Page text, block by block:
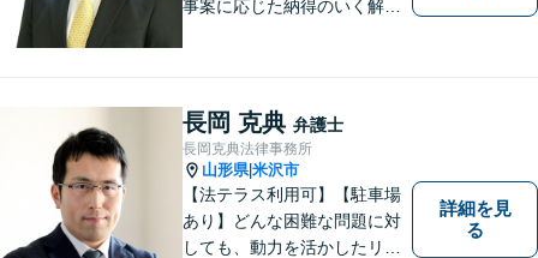
事案に応じた納得のいく解決
長岡 克典 弁護士
長岡克典法律事務所
山形県|米沢市
【法テラス利用可】【駐車場
あり】どんな困難な問題に対
しても、動力を活かしたリー
詳細を見
る